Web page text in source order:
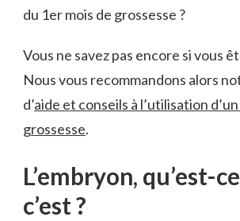
du 1er mois de grossesse ?
Vous ne savez pas encore si vous
Nous vous recommandons alors
d’aide et conseils à l’utilisation
grossesse.
L’embryon, qu’est-
c’est ?